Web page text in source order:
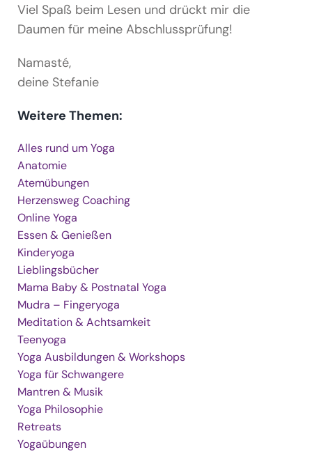
Viel Spaß beim Lesen und drückt mir die
Daumen für meine Abschlussprüfung!
Namasté,
deine Stefanie
Weitere Themen:
Alles rund um Yoga
Anatomie
Atemübungen
Herzensweg Coaching
Online Yoga
Essen & Genießen
Kinderyoga
Lieblingsbücher
Mama Baby & Postnatal Yoga
Mudra – Fingeryoga
Meditation & Achtsamkeit
Teenyoga
Yoga Ausbildungen & Workshops
Yoga für Schwangere
Mantren & Musik
Yoga Philosophie
Retreats
Yogaübungen